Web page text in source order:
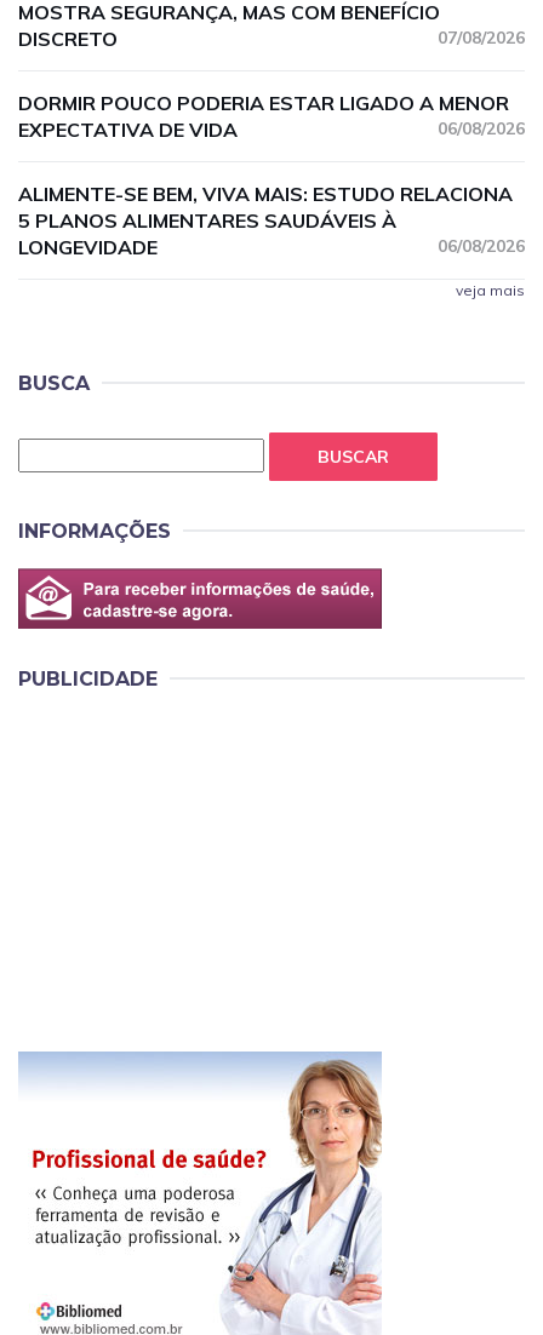
MOSTRA SEGURANÇA, MAS COM BENEFÍCIO
DISCRETO
07/08/2026
DORMIR POUCO PODERIA ESTAR LIGADO A MENOR
EXPECTATIVA DE VIDA
06/08/2026
ALIMENTE-SE BEM, VIVA MAIS: ESTUDO RELACIONA
5 PLANOS ALIMENTARES SAUDÁVEIS À
LONGEVIDADE
06/08/2026
veja mais
BUSCA
BUSCAR
INFORMAÇÕES
PUBLICIDADE